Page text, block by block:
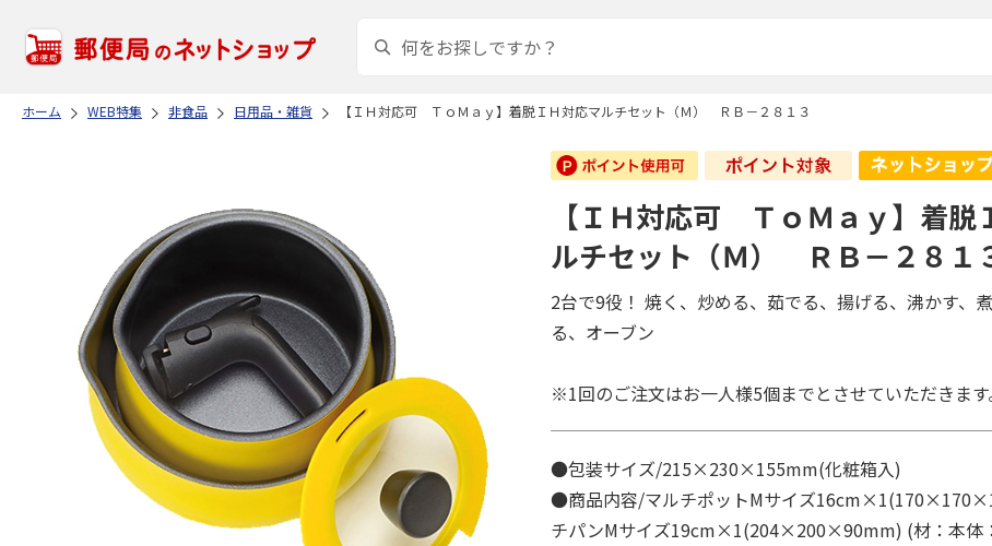
ホーム WEB特集 非食品 日用品・雑貨 【ＩＨ対応可 ＴｏＭａｙ】着脱ＩＨ対応マルチセット（Ｍ） ＲＢ－２８１３
【ＩＨ対応可 ＴｏＭａｙ】着脱
ルチセット（Ｍ） ＲＢ－２８１
2台で9役！ 焼く、炒める、茹でる、揚げる、沸かす、
る、オーブン
※1回のご注文はお一人様5個までとさせていただきます
●包装サイズ/215×230×155mm(化粧箱入)
●商品内容/マルチポットMサイズ
チパンMサイズ19cm×1(204×200×90mm) (材：本体